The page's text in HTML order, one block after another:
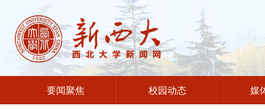
要闻聚焦 校园动态 媒